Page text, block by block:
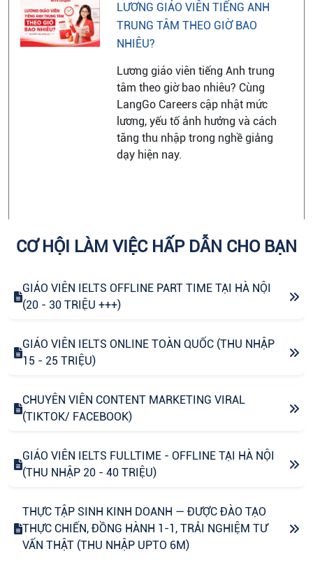
LƯƠNG GIÁO VIÊN TIẾNG ANH
TRUNG TÂM THEO GIỜ BAO
NHIÊU?
Lương giáo viên tiếng Anh trung
tâm theo giờ bao nhiêu? Cùng
LangGo Careers cập nhật mức
lương, yếu tố ảnh hưởng và cách
tăng thu nhập trong nghề giảng
dạy hiện nay.
CƠ HỘI LÀM VIỆC HẤP DẪN CHO BẠN
GIÁO VIÊN IELTS OFFLINE PART TIME TẠI HÀ NỘI
(20 - 30 TRIỆU +++)
GIÁO VIÊN IELTS ONLINE TOÀN QUỐC (THU NHẬP
15 - 25 TRIỆU)
CHUYÊN VIÊN CONTENT MARKETING VIRAL
(TIKTOK/ FACEBOOK)
GIÁO VIÊN IELTS FULLTIME - OFFLINE TẠI HÀ NỘI
(THU NHẬP 20 - 40 TRIỆU)
THỰC TẬP SINH KINH DOANH — ĐƯỢC ĐÀO TẠO
THỰC CHIẾN, ĐỒNG HÀNH 1-1, TRẢI NGHIỆM TƯ
VẤN THẬT (THU NHẬP UPTO 6M)